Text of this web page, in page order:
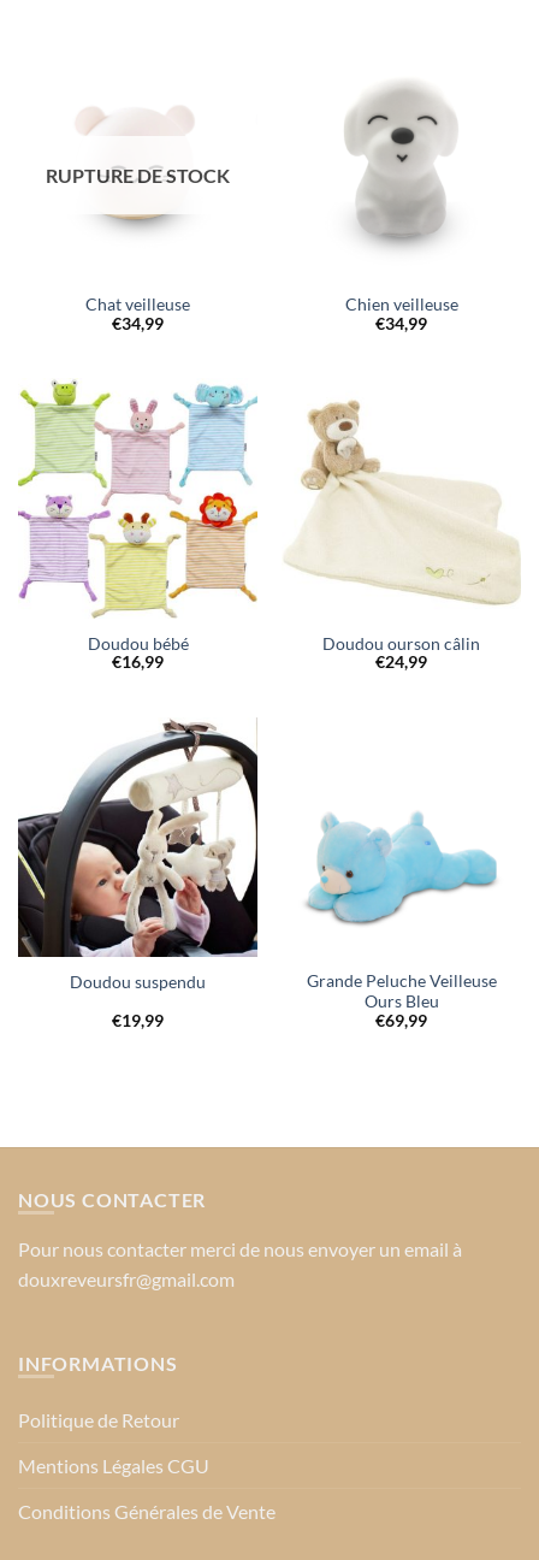
RUPTURE DE STOCK
Chat veilleuse
€34,99
Chien veilleuse
€34,99
Doudou bébé
€16,99
Doudou ourson câlin
€24,99
Doudou suspendu
€19,99
Grande Peluche Veilleuse
Ours Bleu
€69,99
NOUS CONTACTER
Pour nous contacter merci de nous envoyer un email à
douxreveursfr@gmail.com
INFORMATIONS
Politique de Retour
Mentions Légales CGU
Conditions Générales de Vente